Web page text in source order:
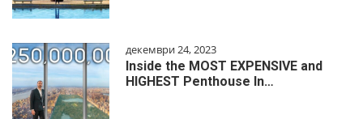
декември 24, 2023
Inside the MOST EXPENSIVE and
HIGHEST Penthouse In…